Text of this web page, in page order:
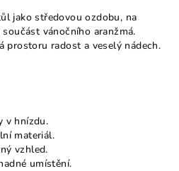
jako středovou ozdobu, na
vánočního aranžmá.
prostoru radost a veselý nádech.
v hnízdu.
materiál.
vzhled.
umístění.